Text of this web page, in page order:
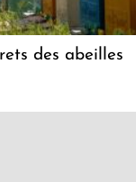
des abeilles